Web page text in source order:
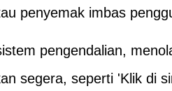
penyemak imbas
pengendalian,
segera, seperti 'Klik di